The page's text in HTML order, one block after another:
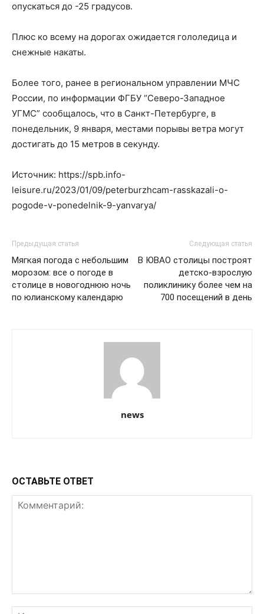
опускаться до -25 градусов.
Плюс ко всему на дорогах ожидается гололедица и
снежные накаты.
Более того, ранее в региональном управлении МЧС
России, по информации ФГБУ “Северо-Западное
УГМС” сообщалось, что в Санкт-Петербурге, в
понедельник, 9 января, местами порывы ветра могут
достигать до 15 метров в секунду.
Источник: https://spb.info-
leisure.ru/2023/01/09/peterburzhcam-rasskazali-o-
pogode-v-ponedelnik-9-yanvarya/
Предыдущая статья
Мягкая погода с небольшим
морозом: все о погоде в
столице в новогоднюю ночь
по юлианскому календарю
Следующая статья
В ЮВАО столицы построят
детско-взрослую
поликлинику более чем на
700 посещений в день
news
ОСТАВЬТЕ ОТВЕТ